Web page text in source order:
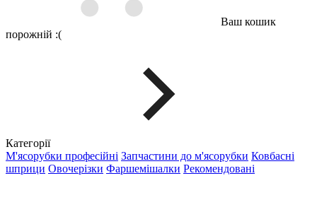
Ваш кошик
порожній :(
Категорії
М'ясорубки професійні Запчастини до м'ясорубки Ковбасні
шприци Овочерізки Фаршемішалки Рекомендовані